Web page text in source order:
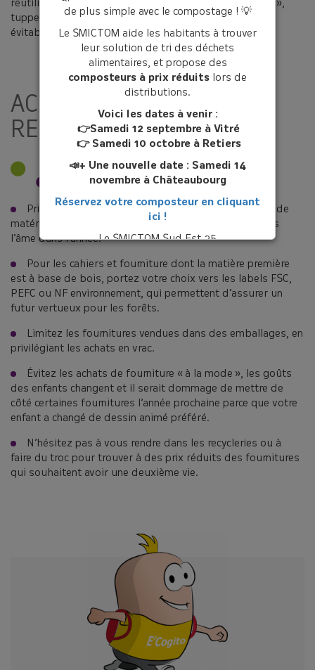
de plus simple avec le compostage ! 💡
Le SMICTOM aide les habitants à trouver
leur solution de tri des déchets
alimentaires, et propose des
composteurs à prix réduits lors de
distributions.
Voici les dates à venir :
👉Samedi 12 septembre à Vitré
👉 Samedi 10 octobre à Retiers
📣+ Une nouvelle date : Samedi 14
novembre à Châteaubourg
Réservez votre composteur en cliquant
ici !
Le SMICTOM Sud Est 35
réutilisables (pochette en tissu, emballage « bee wrap »,
tupperware…), pour limiter la production d’emballages
évitables.
ACHETEZ DURABLE ET
RESPONSABLE
Privilégiez les fournitures durables et faites à base de
matériaux de qualité (bois, métal…) qui ne rendront pas
l’âme dans l’année.
Pour les cahiers et fourniture dont la matière première
est à base de bois, portez votre choix vers les labels FSC,
PEFC ou NF environnement, qui permettent d’assurer un
futur vertueux pour les forêts.
Limitez les fournitures vendues dans des emballages, en
privilégiant les achats en vrac.
Évitez les achats de fourniture « à la mode », les goûts
des enfants changent et il serait dommage de mettre de
côté certaines fournitures l’année prochaine parce que votre
enfant a changé de dessin animé préféré.
N’hésitez pas à vous rendre dans les recycleries ou à
faire du troc pour trouver à des prix réduits des fournitures
qui souhaitent avoir une deuxième vie.